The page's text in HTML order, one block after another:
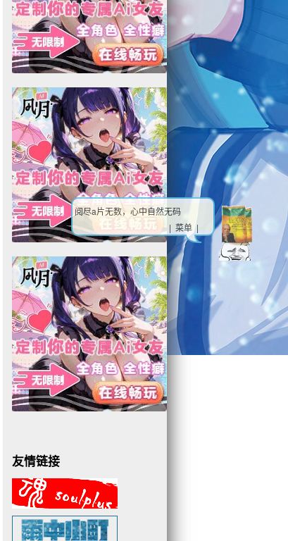
友情链接
阅尽a片无数，心中自然无码
| 菜单 |